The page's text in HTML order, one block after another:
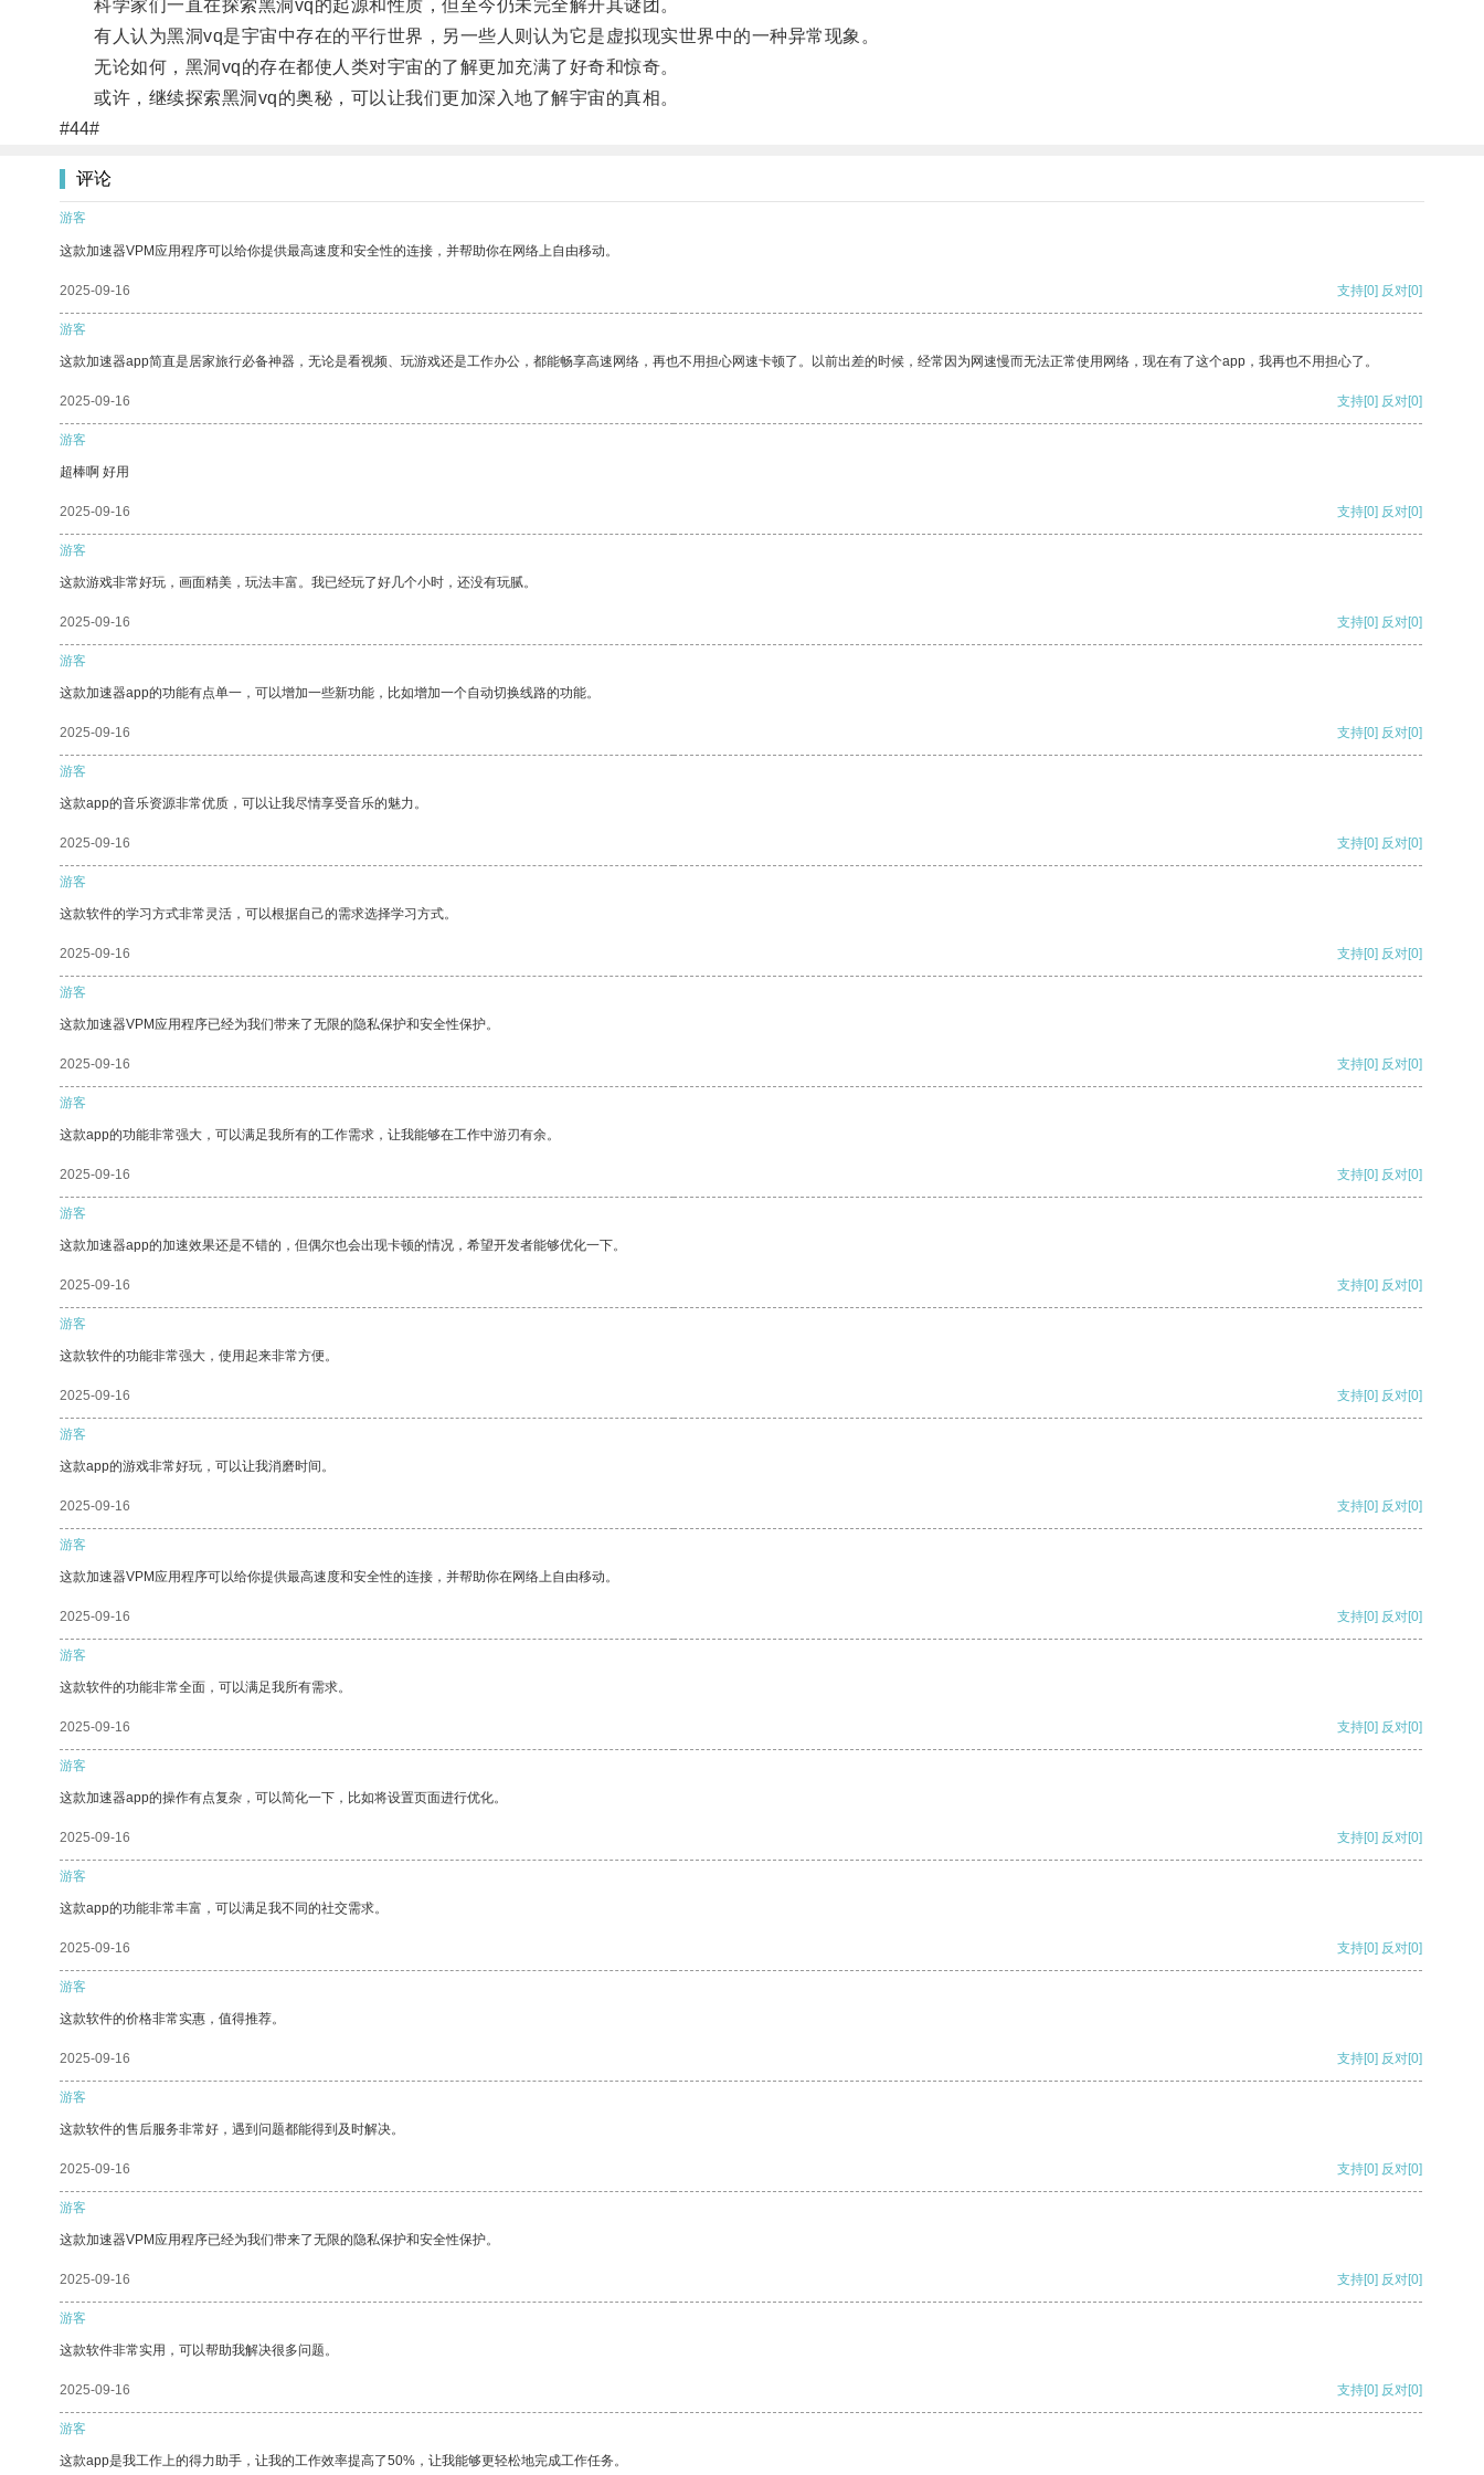
科学家们一直在探索黑洞vq的起源和性质，但至今仍未完全解开其谜团。
有人认为黑洞vq是宇宙中存在的平行世界，另一些人则认为它是虚拟现实世界中的一种异常现象。
无论如何，黑洞vq的存在都使人类对宇宙的了解更加充满了好奇和惊奇。
或许，继续探索黑洞vq的奥秘，可以让我们更加深入地了解宇宙的真相。
#44#
评论
游客
这款加速器VPM应用程序可以给你提供最高速度和安全性的连接，并帮助你在网络上自由移动。
2025-09-16 支持[0] 反对[0]
游客
这款加速器app简直是居家旅行必备神器，无论是看视频、玩游戏还是工作办公，都能畅享高速网络，再也不用担心网速卡顿了。以前出差的时候，经常因为网速慢而无法正常使用网络，现在有了这个app，我再也不用担心了。
2025-09-16 支持[0] 反对[0]
游客
超棒啊 好用
2025-09-16 支持[0] 反对[0]
游客
这款游戏非常好玩，画面精美，玩法丰富。我已经玩了好几个小时，还没有玩腻。
2025-09-16 支持[0] 反对[0]
游客
这款加速器app的功能有点单一，可以增加一些新功能，比如增加一个自动切换线路的功能。
2025-09-16 支持[0] 反对[0]
游客
这款app的音乐资源非常优质，可以让我尽情享受音乐的魅力。
2025-09-16 支持[0] 反对[0]
游客
这款软件的学习方式非常灵活，可以根据自己的需求选择学习方式。
2025-09-16 支持[0] 反对[0]
游客
这款加速器VPM应用程序已经为我们带来了无限的隐私保护和安全性保护。
2025-09-16 支持[0] 反对[0]
游客
这款app的功能非常强大，可以满足我所有的工作需求，让我能够在工作中游刃有余。
2025-09-16 支持[0] 反对[0]
游客
这款加速器app的加速效果还是不错的，但偶尔也会出现卡顿的情况，希望开发者能够优化一下。
2025-09-16 支持[0] 反对[0]
游客
这款软件的功能非常强大，使用起来非常方便。
2025-09-16 支持[0] 反对[0]
游客
这款app的游戏非常好玩，可以让我消磨时间。
2025-09-16 支持[0] 反对[0]
游客
这款加速器VPM应用程序可以给你提供最高速度和安全性的连接，并帮助你在网络上自由移动。
2025-09-16 支持[0] 反对[0]
游客
这款软件的功能非常全面，可以满足我所有需求。
2025-09-16 支持[0] 反对[0]
游客
这款加速器app的操作有点复杂，可以简化一下，比如将设置页面进行优化。
2025-09-16 支持[0] 反对[0]
游客
这款app的功能非常丰富，可以满足我不同的社交需求。
2025-09-16 支持[0] 反对[0]
游客
这款软件的价格非常实惠，值得推荐。
2025-09-16 支持[0] 反对[0]
游客
这款软件的售后服务非常好，遇到问题都能得到及时解决。
2025-09-16 支持[0] 反对[0]
游客
这款加速器VPM应用程序已经为我们带来了无限的隐私保护和安全性保护。
2025-09-16 支持[0] 反对[0]
游客
这款软件非常实用，可以帮助我解决很多问题。
2025-09-16 支持[0] 反对[0]
游客
这款app是我工作上的得力助手，让我的工作效率提高了50%，让我能够更轻松地完成工作任务。